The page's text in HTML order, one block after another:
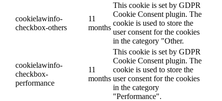
cookielawinfo-
checkbox-others
11
months
This cookie is set by GDPR
Cookie Consent plugin. The
cookie is used to store the
user consent for the cookies
in the category "Other.
cookielawinfo-
checkbox-
performance
11
months
This cookie is set by GDPR
Cookie Consent plugin. The
cookie is used to store the
user consent for the cookies
in the category
"Performance".